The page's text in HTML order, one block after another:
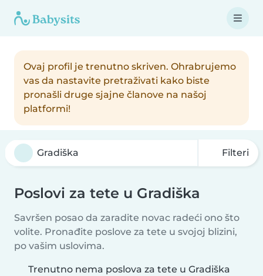
Ovaj profil je trenutno skriven. Ohrabrujemo
vas da nastavite pretraživati kako biste
pronašli druge sjajne članove na našoj
platformi!
Filteri
Poslovi za tete u Gradiška
Savršen posao da zaradite novac radeći ono što
volite. Pronađite poslove za tete u svojoj blizini,
po vašim uslovima.
Trenutno nema poslova za tete u Gradiška